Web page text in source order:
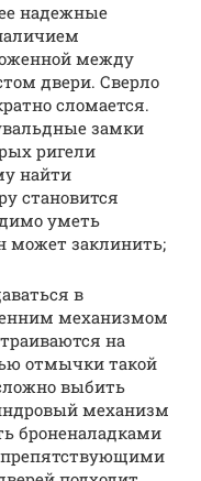
надежные
между
двери. Сверло
сломается.
замки
ригели
найти
становится
уметь
может заклинить;
в
механизмом
на
отмычки такой
выбить
механизм
броненаладками